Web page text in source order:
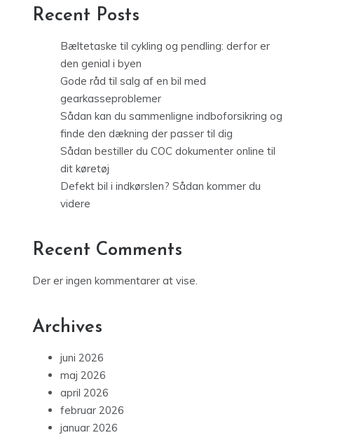
Recent Posts
Bæltetaske til cykling og pendling: derfor er
den genial i byen
Gode råd til salg af en bil med
gearkasseproblemer
Sådan kan du sammenligne indboforsikring og
finde den dækning der passer til dig
Sådan bestiller du COC dokumenter online til
dit køretøj
Defekt bil i indkørslen? Sådan kommer du
videre
Recent Comments
Der er ingen kommentarer at vise.
Archives
juni 2026
maj 2026
april 2026
februar 2026
januar 2026